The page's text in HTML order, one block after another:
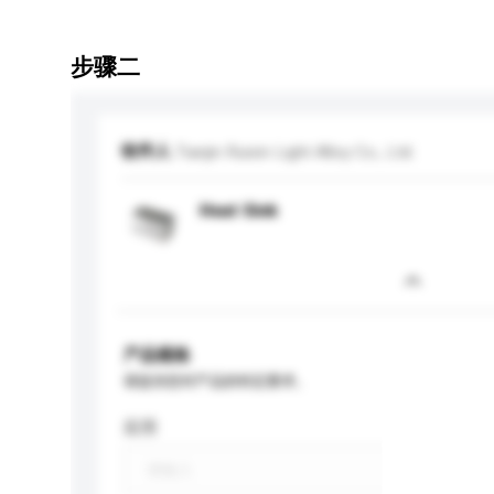
步骤二
收件人 Tianjin Ruixin Light Alloy Co., Ltd.
Heat Sink
产品规格